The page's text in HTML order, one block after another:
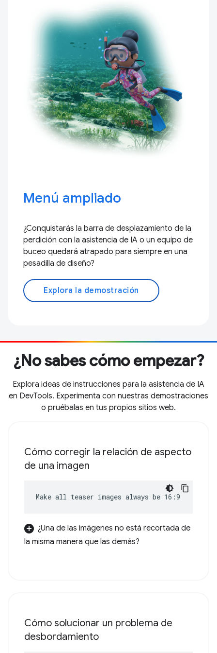
Menú ampliado
¿Conquistarás la barra de desplazamiento de la
perdición con la asistencia de IA o un equipo de
buceo quedará atrapado para siempre en una
pesadilla de diseño?
Explora la demostración
¿No sabes cómo empezar?
Explora ideas de instrucciones para la asistencia de IA
en DevTools. Experimenta con nuestras demostraciones
o pruébalas en tus propios sitios web.
Cómo corregir la relación de aspecto
de una imagen
Make all teaser images always be 16:9
¿Una de las imágenes no está recortada de
la misma manera que las demás?
Cómo solucionar un problema de
desbordamiento